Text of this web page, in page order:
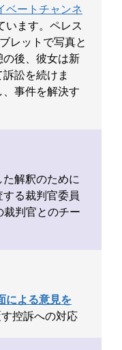
ベートチャンネ
います。ペレス
レットで写真と
後、彼女は新
訟を続けま
事件を解決す
解釈のために
る裁判官委員
判官とのチー
による意見を
す控訴への対応